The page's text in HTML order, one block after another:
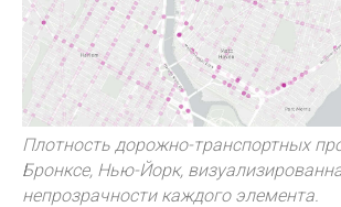
Плотность дорожно-транспортных
Бронксе, Нью-Йорк,
непрозрачности каждого элемента.